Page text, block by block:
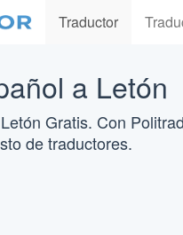
Traductor
a Letón
Gratis. Con
de traductores.